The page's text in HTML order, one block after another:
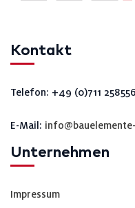
Kontakt
Telefon: +49 (0)711
E-Mail:
Unternehmen
Impressum